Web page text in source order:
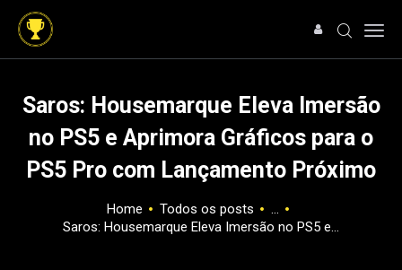
Saros: Housemarque Eleva Imersão
no PS5 e Aprimora Gráficos para o
PS5 Pro com Lançamento Próximo
Home Todos os posts
...
Saros: Housemarque Eleva Imersão no PS5 e...
HOME
NOTÍCIAS
ANÁLISES